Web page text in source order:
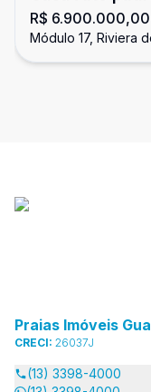
fechado,
R$ 6.900.000,00
Módulo 17, Riviera
Praias Imóveis
CRECI: 26037J
(13) 3398-4000